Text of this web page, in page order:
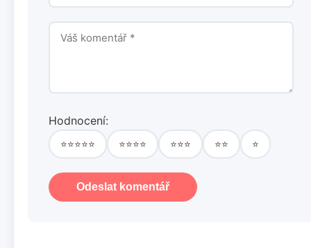
Hodnocení:
⭐⭐⭐⭐⭐ ⭐⭐⭐⭐ ⭐⭐⭐ ⭐⭐ ⭐
Odeslat komentář